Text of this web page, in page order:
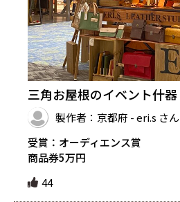
三角お屋根のイベント什器
製作者：京都府 - eri.s さん
受賞：オーディエンス賞
商品券5万円
44